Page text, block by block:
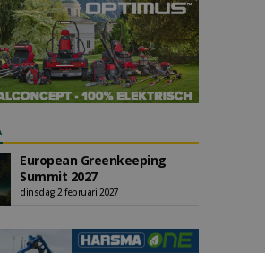
European Greenkeeping
Summit 2027
dinsdag 2 februari 2027